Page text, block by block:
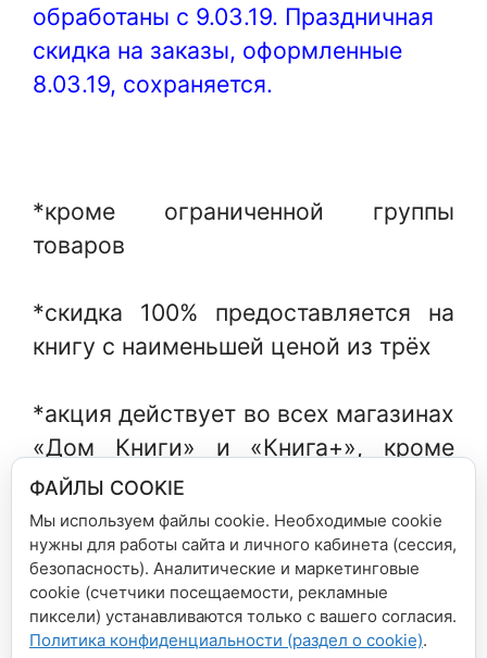
обработаны с 9.03.19. Праздничная
скидка на заказы, оформленные
8.03.19, сохраняется.
*кроме ограниченной группы
товаров
*скидка 100% предоставляется на
книгу с наименьшей ценой из трёх
*акция действует во всех магазинах
«Дом Книги» и «Книга+», кроме
магазина в ТЦ «Колизей», г.
Йошкар-Ола
Рубрики
Новости сети магазинов
Режим работы розничных магазинов 8
марта
ФАЙЛЫ COOKIE
Мы используем файлы cookie. Необходимые cookie
нужны для работы сайта и личного кабинета (сессия,
безопасность). Аналитические и маркетинговые
cookie (счетчики посещаемости, рекламные
пиксели) устанавливаются только с вашего согласия.
Политика конфиденциальности (раздел о cookie).